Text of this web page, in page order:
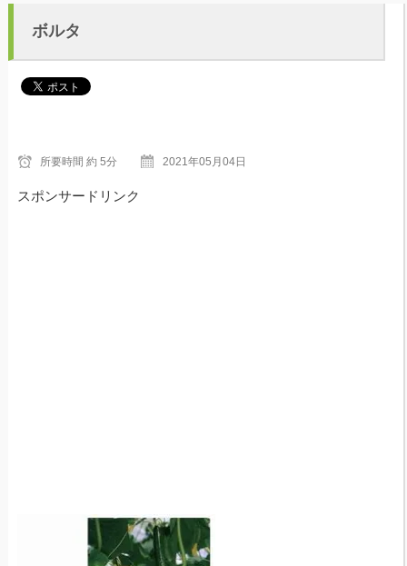
ボルタ
所要時間 約 5分 2021年05月04日
スポンサードリンク